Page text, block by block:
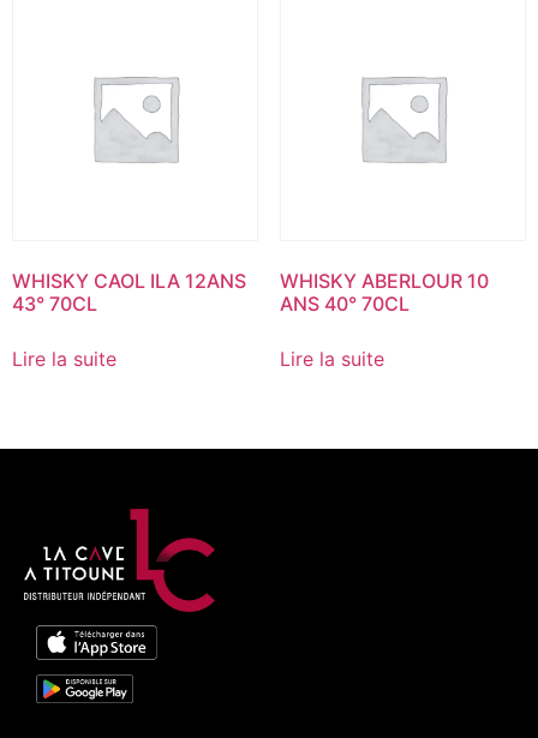
WHISKY CAOL ILA 12ANS
43° 70CL
Lire la suite
WHISKY ABERLOUR 10
ANS 40° 70CL
Lire la suite